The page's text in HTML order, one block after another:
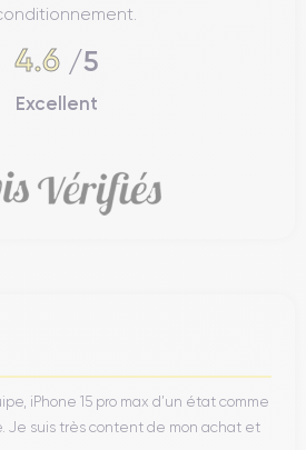
4.6 /5
Excellent
iPhone 15 pro max d’un état comme
Je suis très content de mon achat et